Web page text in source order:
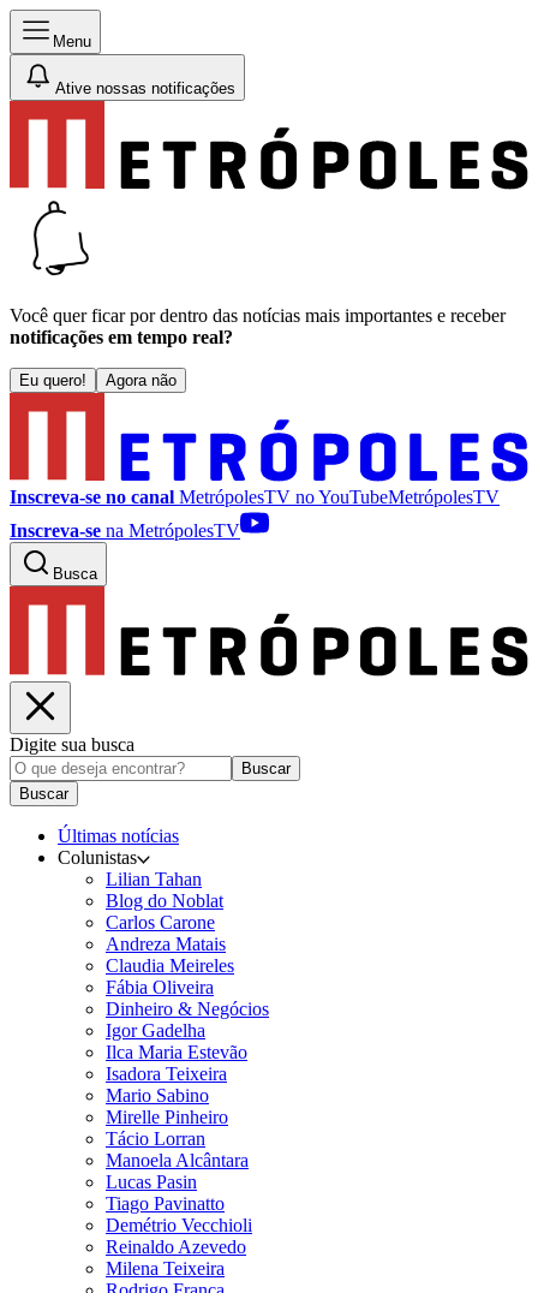
Menu
Ative nossas notificações
Você quer ficar por dentro das notícias mais importantes e receber
notificações em tempo real?
Eu quero! Agora não
Inscreva-se no canal MetrópolesTV noYouTubeMetrópolesTV
Inscreva-se na MetrópolesTV
Busca
Digite sua busca
Buscar
Buscar
Últimas notícias
Colunistas
Lilian Tahan
Blog do Noblat
Carlos Carone
Andreza Matais
Claudia Meireles
Fábia Oliveira
Dinheiro & Negócios
Igor Gadelha
Ilca Maria Estevão
Isadora Teixeira
Mario Sabino
Mirelle Pinheiro
Tácio Lorran
Manoela Alcântara
Lucas Pasin
Tiago Pavinatto
Demétrio Vecchioli
Reinaldo Azevedo
Milena Teixeira